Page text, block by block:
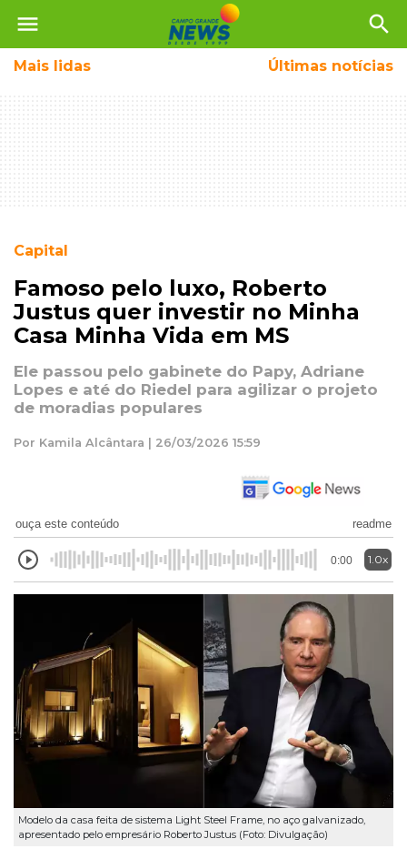
menu search
Mais lidas Últimas notícias
Capital
Famoso pelo luxo, Roberto
Justus quer investir no Minha
Casa Minha Vida em MS
Ele passou pelo gabinete do Papy, Adriane
Lopes e até do Riedel para agilizar o projeto
de moradias populares
Por Kamila Alcântara | 26/03/2026 15:59
ouça este conteúdo readme
0:00 1.0x
Modelo da casa feita de sistema Light Steel Frame, no aço galvanizado,
apresentado pelo empresário Roberto Justus (Foto: Divulgação)